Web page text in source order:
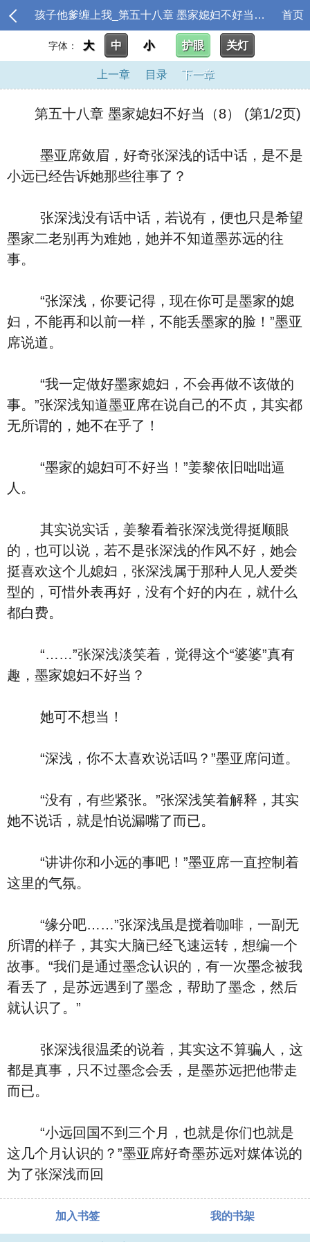
孩子他爹缠上我_第五十八章 墨家媳妇不好当（8） 首页
字体： 大 中 小 护眼 关灯
上一章 目录 下一章
第五十八章 墨家媳妇不好当（8） (第1/2页)
墨亚席敛眉，好奇张深浅的话中话，是不是
小远已经告诉她那些往事了？
张深浅没有话中话，若说有，便也只是希望
墨家二老别再为难她，她并不知道墨苏远的往
事。
“张深浅，你要记得，现在你可是墨家的媳
妇，不能再和以前一样，不能丢墨家的脸！”墨亚
席说道。
“我一定做好墨家媳妇，不会再做不该做的
事。”张深浅知道墨亚席在说自己的不贞，其实都
无所谓的，她不在乎了！
“墨家的媳妇可不好当！”姜黎依旧咄咄逼
人。
其实说实话，姜黎看着张深浅觉得挺顺眼
的，也可以说，若不是张深浅的作风不好，她会
挺喜欢这个儿媳妇，张深浅属于那种人见人爱类
型的，可惜外表再好，没有个好的内在，就什么
都白费。
“……”张深浅淡笑着，觉得这个“婆婆”真有
趣，墨家媳妇不好当？
她可不想当！
“深浅，你不太喜欢说话吗？”墨亚席问道。
“没有，有些紧张。”张深浅笑着解释，其实
她不说话，就是怕说漏嘴了而已。
“讲讲你和小远的事吧！”墨亚席一直控制着
这里的气氛。
“缘分吧……”张深浅虽是搅着咖啡，一副无
所谓的样子，其实大脑已经飞速运转，想编一个
故事。“我们是通过墨念认识的，有一次墨念被我
看丢了，是苏远遇到了墨念，帮助了墨念，然后
就认识了。”
张深浅很温柔的说着，其实这不算骗人，这
都是真事，只不过墨念会丢，是墨苏远把他带走
而已。
“小远回国不到三个月，也就是你们也就是
这几个月认识的？”墨亚席好奇墨苏远对媒体说的
为了张深浅而回
加入书签 我的书架